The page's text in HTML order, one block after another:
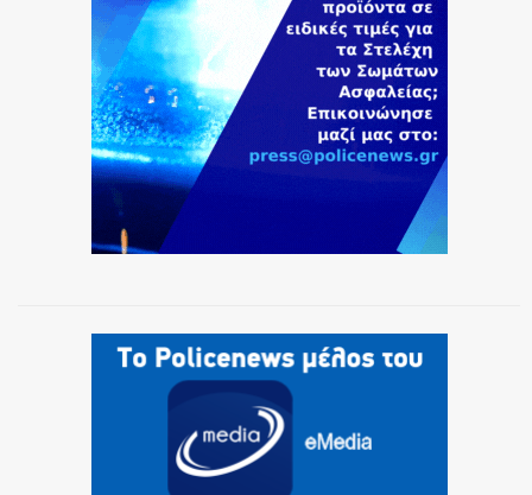
ΑΣΤΥΝΟΜΙΚΟ ΡΕΠΟΡΤΑΖ
Η ΦΩΝΗ ΣΟΥ
ΟΠΛΑ/ΕΞΟΠΛΙΣΜΟΣ
ΟΜΑΔΕΣ ΕΛ.ΑΣ.